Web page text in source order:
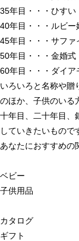
35年目・・・ひす
40年目・・・ルビ
45年目・・・サフ
50年目・・・金婚
60年目・・・ダイ
いろいろと名称や贈
のほか、子供のいる
十年目、二十年目、
していきたいもので
あなたにおすすめの
ベビー
子供用品
カタログ
ギフト